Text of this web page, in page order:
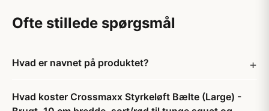
Ofte stillede spørgsmål
Hvad er navnet på produktet?
Hvad koster Crossmaxx Styrkeløft Bælte (Large) -